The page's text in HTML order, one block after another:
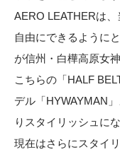
AERO LEATHERは
自由にできるように
が信州・白樺高原女
こちらの「HALF
デル「HYWAYMAN
りスタイリッシュに
現在はさらにスタイ